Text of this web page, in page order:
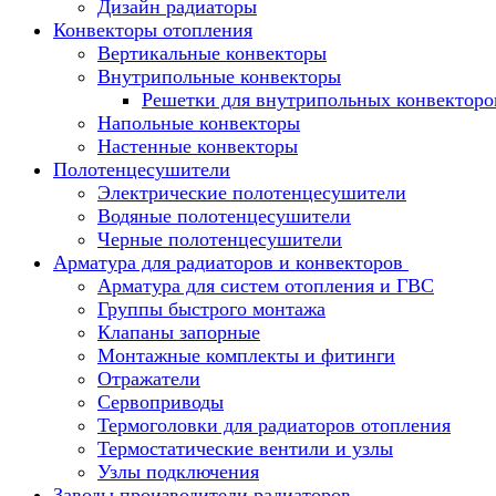
Дизайн радиаторы
Конвекторы отопления
Вертикальные конвекторы
Внутрипольные конвекторы
Решетки для внутрипольных
Напольные конвекторы
Настенные конвекторы
Полотенцесушители
Электрические полотенцесушители
Водяные полотенцесушители
Черные полотенцесушители
Арматура для радиаторов и конвекторов
Арматура для систем отопления и ГВС
Группы быстрого монтажа
Клапаны запорные
Монтажные комплекты и фитинги
Отражатели
Сервоприводы
Термоголовки для радиаторов отопления
Термостатические вентили и узлы
Узлы подключения